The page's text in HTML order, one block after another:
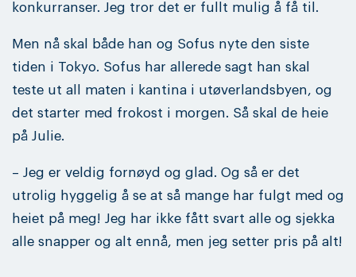
konkurranser. Jeg tror det er fullt mulig å få til.
Men nå skal både han og Sofus nyte den siste
tiden i Tokyo. Sofus har allerede sagt han skal
teste ut all maten i kantina i utøverlandsbyen, og
det starter med frokost i morgen. Så skal de heie
på Julie.
– Jeg er veldig fornøyd og glad. Og så er det
utrolig hyggelig å se at så mange har fulgt med og
heiet på meg! Jeg har ikke fått svart alle og sjekka
alle snapper og alt ennå, men jeg setter pris på alt!